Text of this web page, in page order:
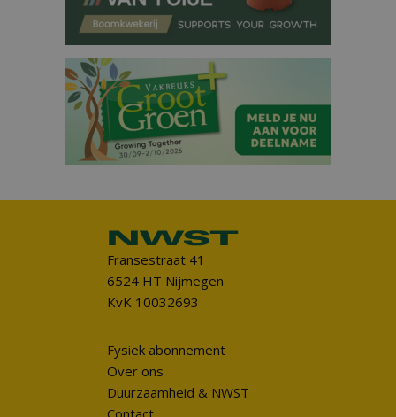
Fransestraat 41
6524 HT Nijmegen
KvK 10032693
Fysiek abonnement
Over ons
Duurzaamheid & NWST